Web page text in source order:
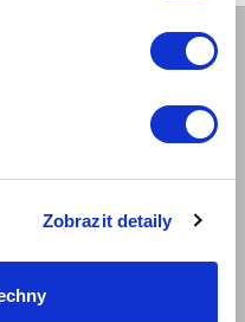
Zobrazit detaily